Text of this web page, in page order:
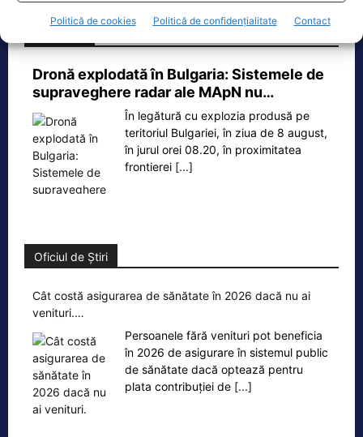
Politică de cookies Politică de confidențialitate Contact
Dronă explodată în Bulgaria: Sistemele de
supraveghere radar ale MApN nu…
În legătură cu explozia produsă pe
teritoriul Bulgariei, în ziua de 8 august,
în jurul orei 08.20, în proximitatea
frontierei [...]
Oficiul de Știri
Cât costă asigurarea de sănătate în 2026 dacă nu ai
venituri.…
Persoanele fără venituri pot beneficia
în 2026 de asigurare în sistemul public
de sănătate dacă optează pentru
plata contribuției de [...]